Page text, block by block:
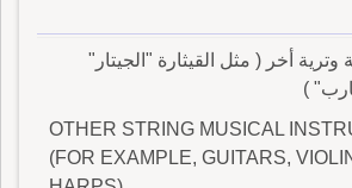
وترية أخر ( مثل القيثارة "الجيتار"
)
OTHER STRING MUSICAL
(FOR EXAMPLE, GUITARS,